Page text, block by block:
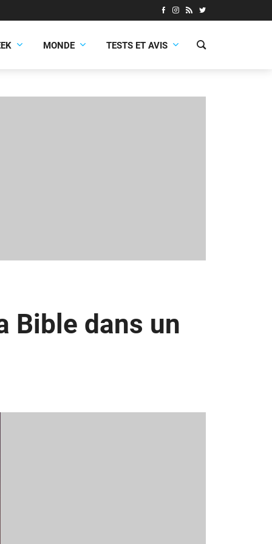
MONDE TESTS ET AVIS
Bible dans un